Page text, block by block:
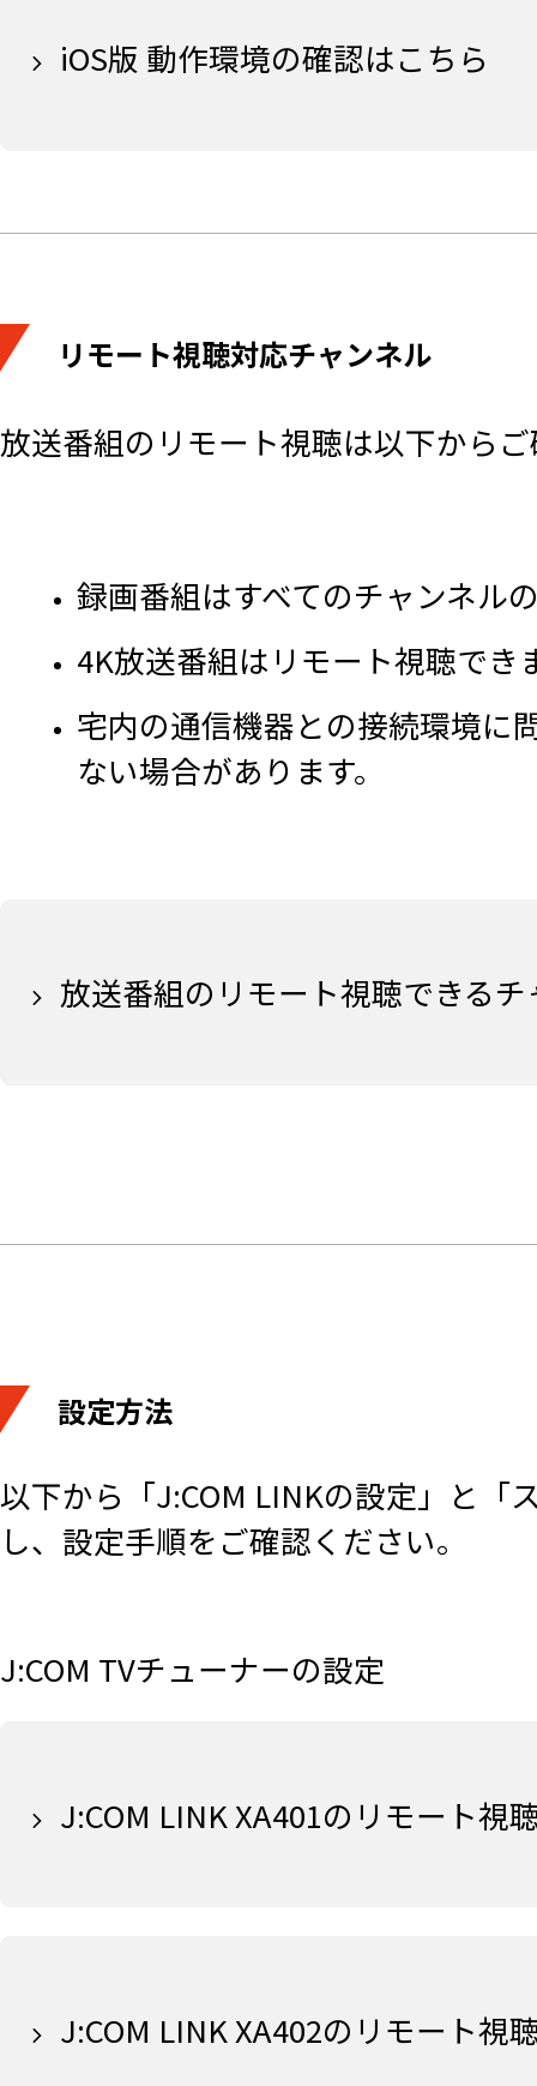
iOS版 動作環境の確認はこちら
リモート視聴対応チャンネル
放送番組のリモート視聴は以下から
録画番組はすべてのチャンネル
4K放送番組はリモート視聴でき
宅内の通信機器との接続環境に
ない場合があります。
放送番組のリモート視聴できる
設定方法
以下から「J:COM LINKの設定」と「
し、設定手順をご確認ください。
J:COM TVチューナーの設定
J:COM LINK XA401のリモート視
J:COM LINK XA402のリモート視